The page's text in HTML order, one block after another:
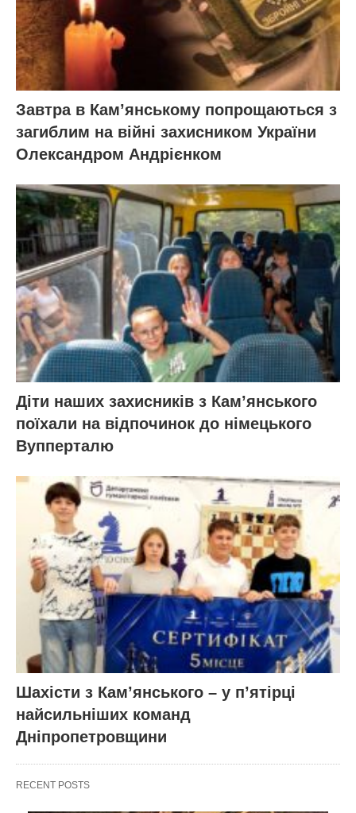
Завтра в Кам’янському попрощаються з
загиблим на війні захисником України
Олександром Андрієнком
Діти наших захисників з Кам’янського
поїхали на відпочинок до німецького
Вупперталю
Шахісти з Кам’янського – у п’ятірці
найсильніших команд
Дніпропетровщини
RECENT POSTS